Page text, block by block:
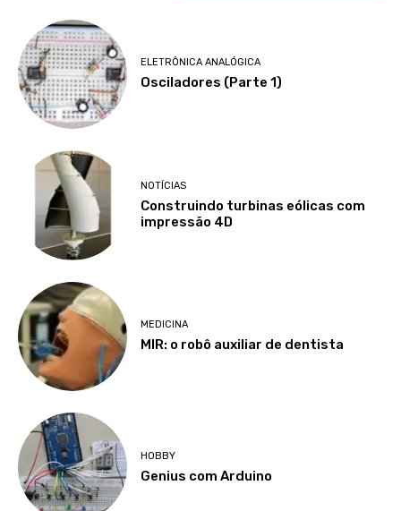
ELETRÔNICA ANALÓGICA
Osciladores (Parte 1)
NOTÍCIAS
Construindo turbinas eólicas com
impressão 4D
MEDICINA
MIR: o robô auxiliar de dentista
HOBBY
Genius com Arduino